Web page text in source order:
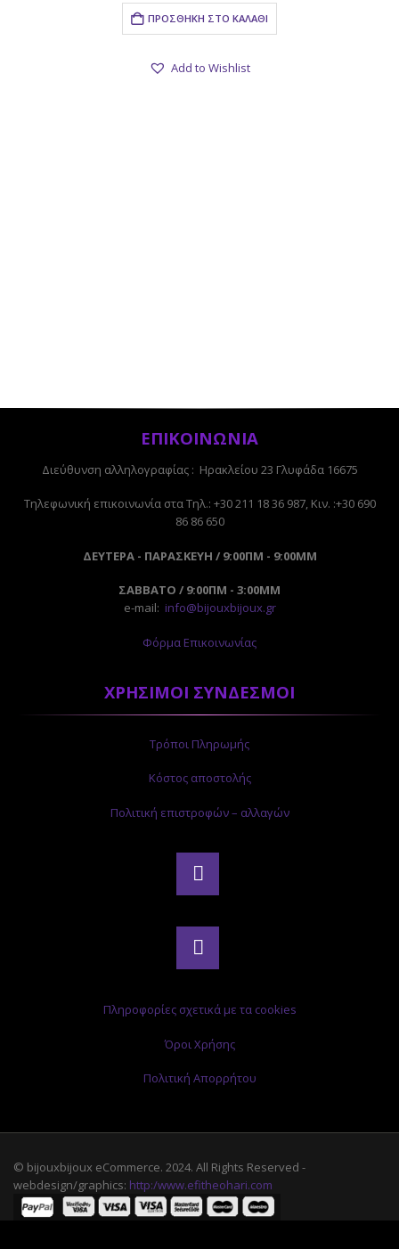
was:
10.00€.
τιμή
είναι:
8.00€.
ΠΡΟΣΘΉΚΗ ΣΤΟ ΚΑΛΆΘΙ
Add to Wishlist
ΕΠΙΚΟΙΝΩΝΙΑ
Διεύθυνση αλληλογραφίας : Ηρακλείου 23 Γλυφάδα 16675
Tηλεφωνική επικοινωνία στα Τηλ.: +30 211 18 36 987, Κιν. :+30 690
86 86 650
ΔΕΥΤΕΡΑ - ΠΑΡΑΣΚΕΥΗ / 9:00ΠΜ - 9:00ΜΜ
ΣΑΒΒΑΤΟ / 9:00ΠΜ - 3:00ΜΜ
e-mail: info@bijouxbijoux.gr
Φόρμα Επικοινωνίας
ΧΡΗΣΙΜΟΙ ΣΥΝΔΕΣΜΟΙ
Τρόποι Πληρωμής
Κόστος αποστολής
Πολιτική επιστροφών – αλλαγών
Πληροφορίες σχετικά με τα cookies
Όροι Χρήσης
Πολιτική Απορρήτου
© bijouxbijoux eCommerce. 2024. All Rights Reserved -
webdesign/graphics: http:/www.efitheohari.com